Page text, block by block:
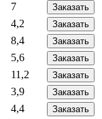
7 Заказать
4,2 Заказать
8,4 Заказать
5,6 Заказать
11,2 Заказать
3,9 Заказать
4,4 Заказать